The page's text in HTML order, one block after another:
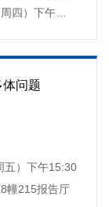
四）下午
问题
五）下午15:30
幢215报告厅